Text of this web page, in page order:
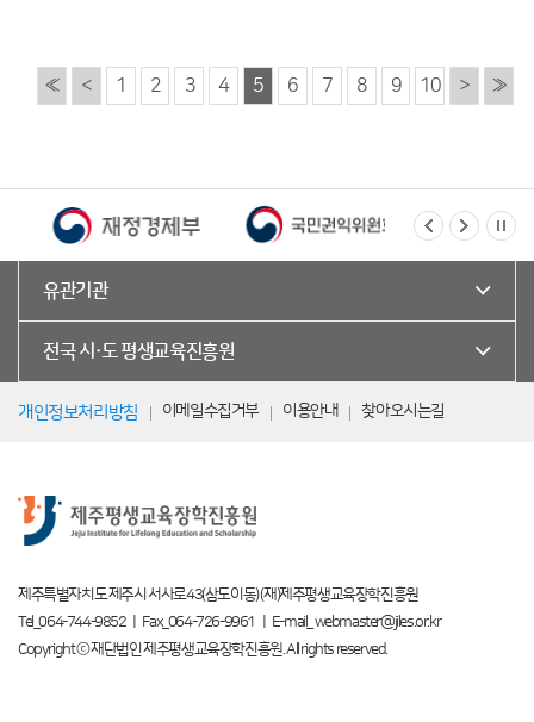
« < 1 2 3 4 5 6 7 8 9 10 > »
유관기관
전국 시·도 평생교육진흥원
개인정보처리방침 이메일수집거부 이용안내 찾아오시는길
제주특별자치도 제주시 서사로43(삼도이동) (재)제주평생교육장학진흥원
Tel_064-744-9852 ㅣ Fax_064-726-9961 ㅣ E-mail_ webmaster@jiles.or.kr
Copyright ⓒ 재단법인 제주평생교육장학진흥원. All rights reserved.